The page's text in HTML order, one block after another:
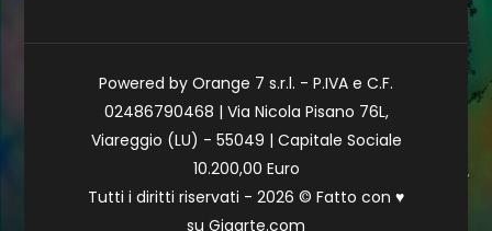
Powered by Orange 7 s.r.l. - P.IVA e C.F.
02486790468 | Via Nicola Pisano 76L,
Viareggio (LU) - 55049 | Capitale Sociale
10.200,00 Euro
Tutti i diritti riservati - 2026 © Fatto con ♥
su Gigarte.com